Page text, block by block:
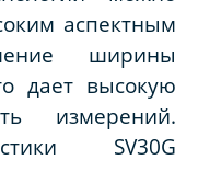
аспектным
ширины
дает высокую
измерений.
SV30G